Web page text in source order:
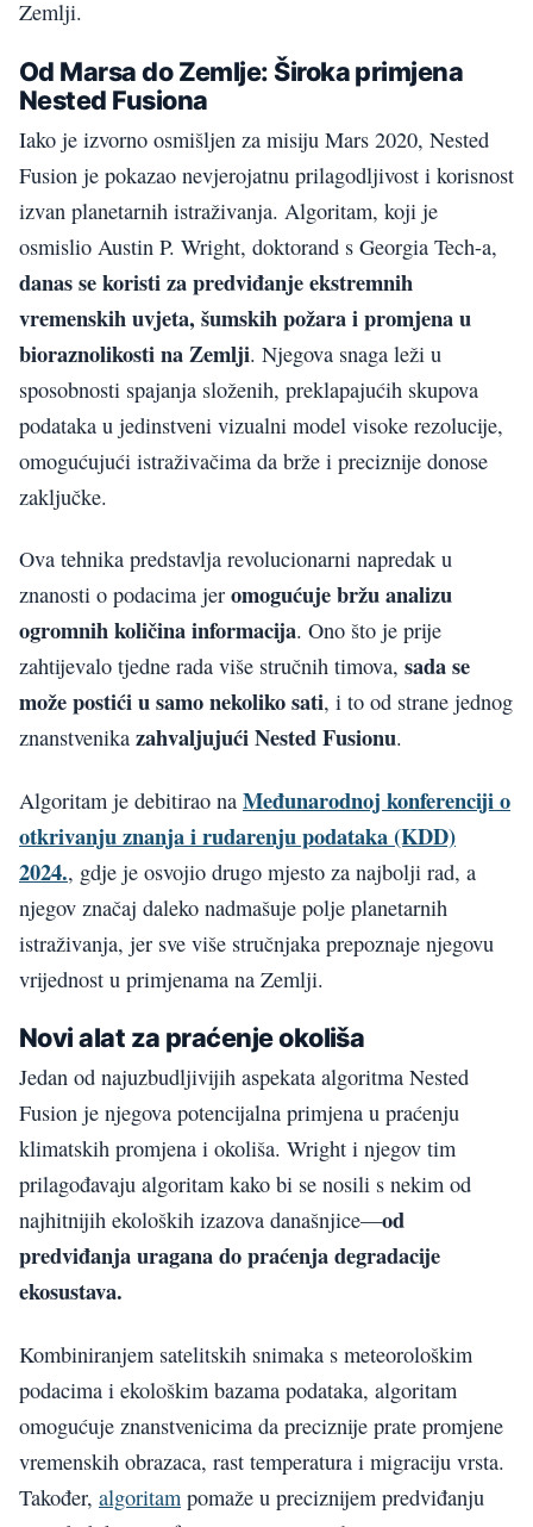
Zemlji.
Od Marsa do Zemlje: Široka primjena
Nested Fusiona
Iako je izvorno osmišljen za misiju Mars 2020, Nested
Fusion je pokazao nevjerojatnu prilagodljivost i korisnost
izvan planetarnih istraživanja. Algoritam, koji je
osmislio Austin P. Wright, doktorand s Georgia Tech-a,
danas se koristi za predviđanje ekstremnih
vremenskih uvjeta, šumskih požara i promjena u
bioraznolikosti na Zemlji. Njegova snaga leži u
sposobnosti spajanja složenih, preklapajućih skupova
podataka u jedinstveni vizualni model visoke rezolucije,
omogućujući istraživačima da brže i preciznije donose
zaključke.
Ova tehnika predstavlja revolucionarni napredak u
znanosti o podacima jer omogućuje bržu analizu
ogromnih količina informacija. Ono što je prije
zahtijevalo tjedne rada više stručnih timova, sada se
može postići u samo nekoliko sati, i to od strane jednog
znanstvenika zahvaljujući Nested Fusionu.
Algoritam je debitirao na Međunarodnoj konferenciji o
otkrivanju znanja i rudarenju podataka (KDD)
2024., gdje je osvojio drugo mjesto za najbolji rad, a
njegov značaj daleko nadmašuje polje planetarnih
istraživanja, jer sve više stručnjaka prepoznaje njegovu
vrijednost u primjenama na Zemlji.
Novi alat za praćenje okoliša
Jedan od najuzbudljivijih aspekata algoritma Nested
Fusion je njegova potencijalna primjena u praćenju
klimatskih promjena i okoliša. Wright i njegov tim
prilagođavaju algoritam kako bi se nosili s nekim od
najhitnijih ekoloških izazova današnjice—od
predviđanja uragana do praćenja degradacije
ekosustava.
Kombiniranjem satelitskih snimaka s meteorološkim
podacima i ekološkim bazama podataka, algoritam
omogućuje znanstvenicima da preciznije prate promjene
vremenskih obrazaca, rast temperatura i migraciju vrsta.
Također, algoritam pomaže u preciznijem predviđanju